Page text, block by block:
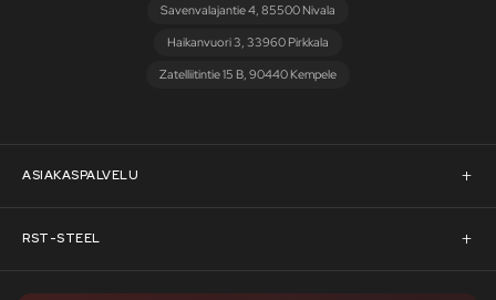
Savenvalajantie 4, 85500 Nivala
Haikanvuori 3, 33960 Pirkkala
Zatelliitintie 15 B, 90440 Kempele
ASIAKASPALVELU
Asiakaspalvelu
Pyydä tarjous
RST-STEEL